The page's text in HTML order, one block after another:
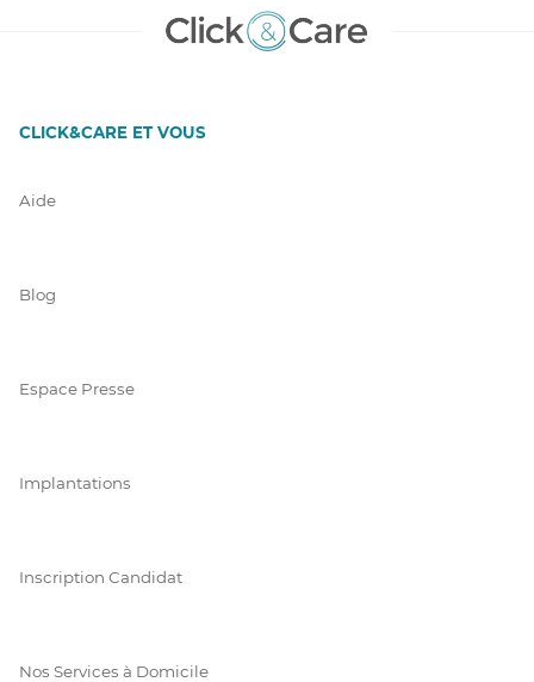
CLICK&CARE ET VOUS
Aide
Blog
Espace Presse
Implantations
Inscription Candidat
Nos Services à Domicile